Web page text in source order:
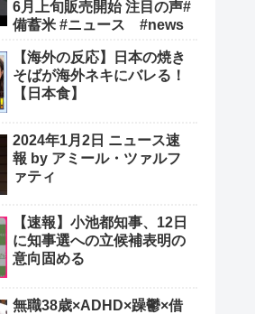
6月上旬販売開始 注目の声#
備蓄米 #ニュース #news
【海外の反応】日本の焼き
そばが海外ネキにバレる！
【日本食】
2024年1月2日 ニュース速
報 by アミール・ツァルフ
ァティ
【速報】小池都知事、12日
に知事選への立候補表明の
意向固める
無職38歳×ADHD×躁鬱×借